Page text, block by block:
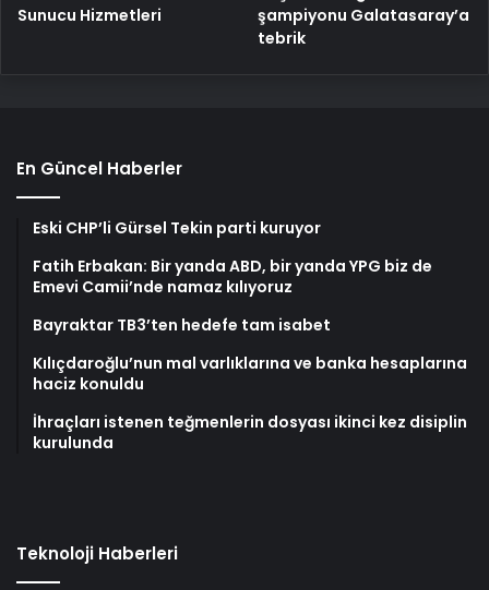
Sunucu Hizmetleri
şampiyonu Galatasaray’a
tebrik
En Güncel Haberler
Eski CHP’li Gürsel Tekin parti kuruyor
Fatih Erbakan: Bir yanda ABD, bir yanda YPG biz de
Emevi Camii’nde namaz kılıyoruz
Bayraktar TB3’ten hedefe tam isabet
Kılıçdaroğlu’nun mal varlıklarına ve banka hesaplarına
haciz konuldu
İhraçları istenen teğmenlerin dosyası ikinci kez disiplin
kurulunda
Teknoloji Haberleri